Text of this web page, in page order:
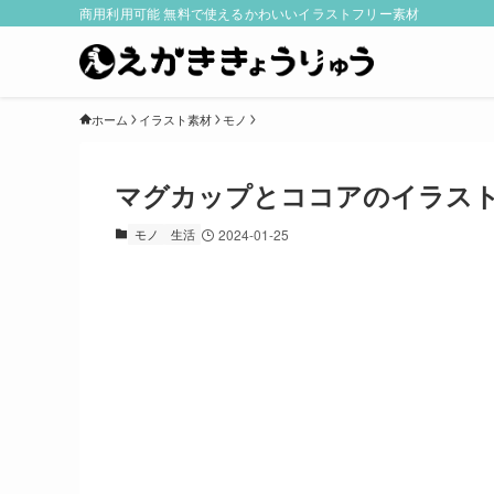
商用利用可能 無料で使えるかわいいイラストフリー素材
ホーム イラスト素材 モノ
マグカップとココアのイラス
モノ 生活 2024-01-25